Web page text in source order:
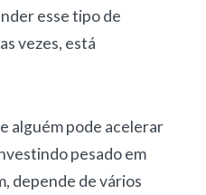
esse tipo de
vezes, está
alguém pode acelerar
pesado em
depende de vários